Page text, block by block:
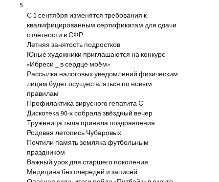
5
С 1 сентября изменятся требования к
квалифицированным сертификатам для сдачи
отчётности в СФР
Летняя занятость подростков
Юные художники приглашаются на конкурс
«Ибреси _ в сердце моём»
Рассылка налоговых уведомлений физическим
лицам будет осуществляться по новым
правилам
Профилактика вирусного гепатита С
Дискотека 90-х собрала звёздный вечер
Труженица тыла приняла поздравления
Родовая летопись Чубаровых
Почтили память земляка футбольным
праздником
Важный урок для старшего поколения
Медицина без очередей и записей